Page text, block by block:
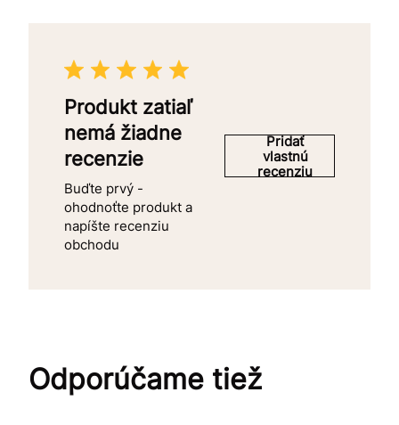
Produkt zatiaľ
nemá žiadne
recenzie
Buďte prvý -
ohodnoťte produkt a
napíšte recenziu
obchodu
Pridať
vlastnú
recenziu
Odporúčame tiež